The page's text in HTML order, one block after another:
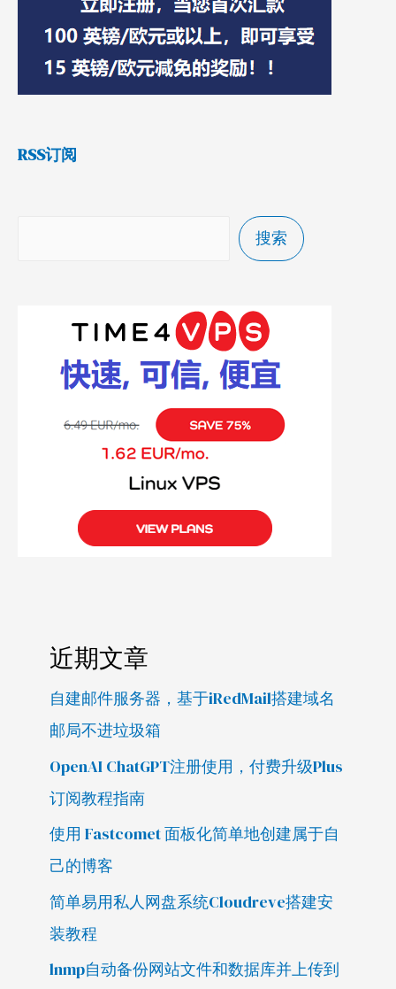
RSS订阅
搜索
近期文章
自建邮件服务器，基于iRedMail搭建域名
邮局不进垃圾箱
OpenAI ChatGPT注册使用，付费升级Plus
订阅教程指南
使用 Fastcomet 面板化简单地创建属于自
己的博客
简单易用私人网盘系统Cloudreve搭建安
装教程
lnmp自动备份网站文件和数据库并上传到